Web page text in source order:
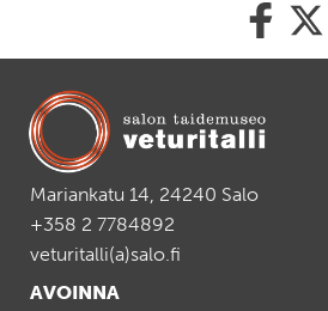
Jaa
tämä
Jaa
Mariankatu 14, 24240 Salo
+358 2 7784892
veturitalli(a)salo.fi
AVOINNA